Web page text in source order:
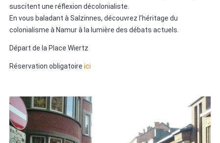
suscitent une réflexion décolonialiste.
En vous baladant à Salzinnes, découvrez l’héritage du
colonialisme à Namur à la lumière des débats actuels.
Départ de la Place Wiertz
Réservation obligatoireici